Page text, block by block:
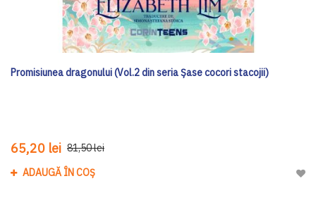
Promisiunea dragonului (Vol.2 din seria Șase cocori stacojii)
65,20 lei 81,50 lei
ADAUGĂ ÎN COȘ